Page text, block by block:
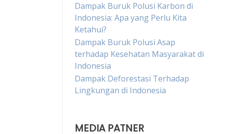
Dampak Buruk Polusi Karbon di
Indonesia: Apa yang Perlu Kita
Ketahui?
Dampak Buruk Polusi Asap
terhadap Kesehatan Masyarakat di
Indonesia
Dampak Deforestasi Terhadap
Lingkungan di Indonesia
MEDIA PATNER